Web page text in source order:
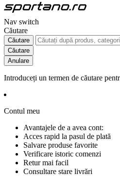
Nav switch
Căutare
Căutare
Căutare
Anulare
Introduceți un termen de căutare
Contul meu
Avantajele de a avea cont:
Acces rapid la pasul de plată
Salvare produse favorite
Verificare istoric comenzi
Retur mai facil
Consultare stare livrări